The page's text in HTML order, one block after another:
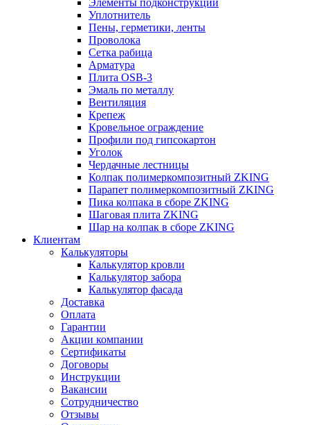
Элементы подконструкции
Уплотнитель
Пены, герметики, ленты
Проволока
Сетка рабица
Арматура
Плита OSB-3
Эмаль по металлу
Вентиляция
Крепеж
Кровельное ограждение
Профили под гипсокартон
Уголок
Чердачные лестницы
Колпак полимеркомпозитный ZKING
Парапет полимеркомпозитный ZKING
Пика колпака в сборе ZKING
Шаговая плита ZKING
Шар на колпак в сборе ZKING
Клиентам
Калькуляторы
Калькулятор кровли
Калькулятор забора
Калькулятор фасада
Доставка
Оплата
Гарантии
Акции компании
Сертификаты
Договоры
Инструкции
Вакансии
Сотрудничество
Отзывы